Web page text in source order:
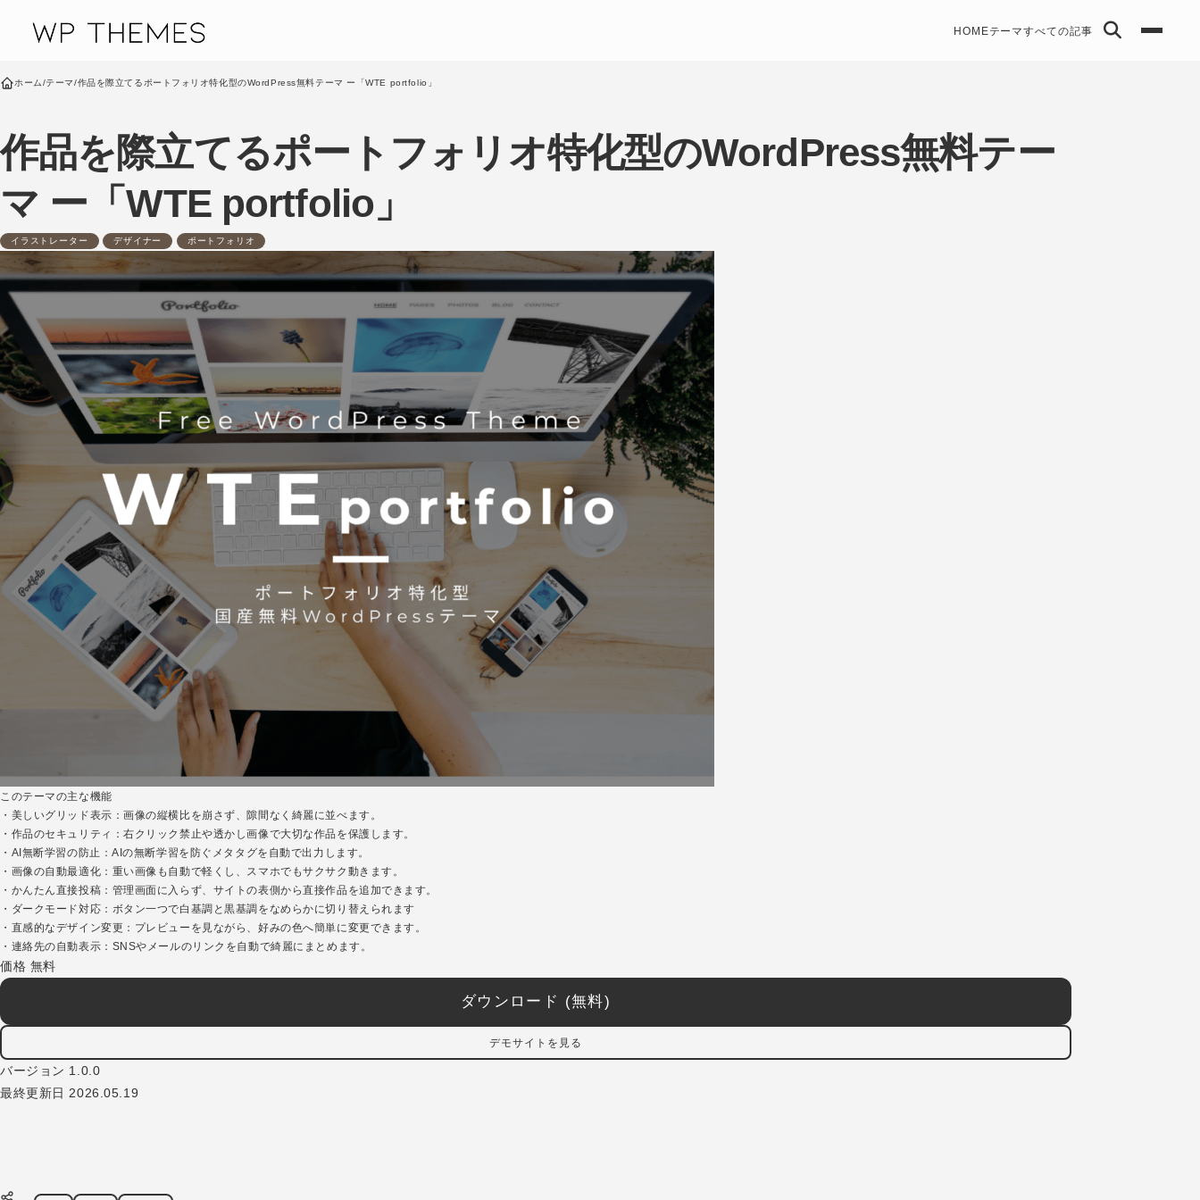
HOMEテーマすべての記事
ホーム/テーマ/作品を際立てるポートフォリオ特化型のWordPress無料テーマ ー「WTE portfolio」
作品を際立てるポートフォリオ特化型のWordPress無料テー
マ ー「WTE portfolio」
イラストレーター デザイナー ポートフォリオ
このテーマの主な機能
・美しいグリッド表示：画像の縦横比を崩さず、隙間なく綺麗に並べます。
・作品のセキュリティ：右クリック禁止や透かし画像で大切な作品を保護します。
・AI無断学習の防止：AIの無断学習を防ぐメタタグを自動で出力します。
・画像の自動最適化：重い画像も自動で軽くし、スマホでもサクサク動きます。
・かんたん直接投稿：管理画面に入らず、サイトの表側から直接作品を追加できます。
・ダークモード対応：ボタン一つで白基調と黒基調をなめらかに切り替えられます
・直感的なデザイン変更：プレビューを見ながら、好みの色へ簡単に変更できます。
・連絡先の自動表示：SNSやメールのリンクを自動で綺麗にまとめます。
価格 無料
ダウンロード (無料)
デモサイトを見る
バージョン 1.0.0
最終更新日 2026.05.19